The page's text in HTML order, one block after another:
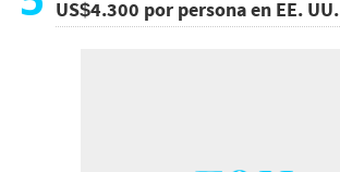
US$4.300 por persona en EE. UU.